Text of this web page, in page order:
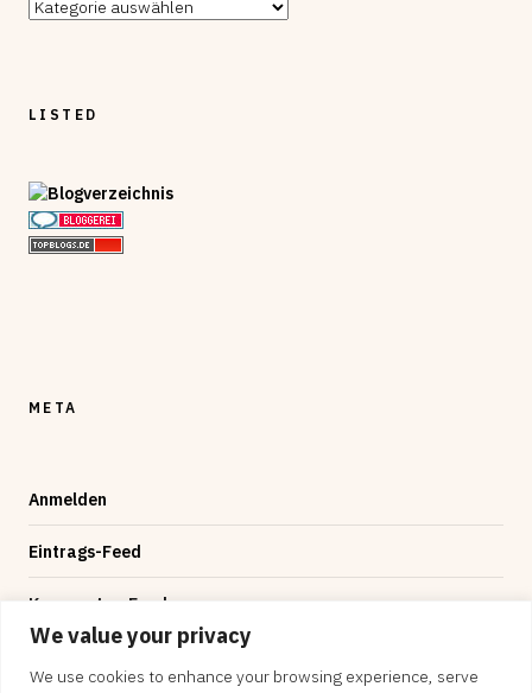
We value your privacy
We use cookies to enhance your browsing experience, serve
Kategorien
LISTED
META
Anmelden
Eintrags-Feed
Kommentar-Feed